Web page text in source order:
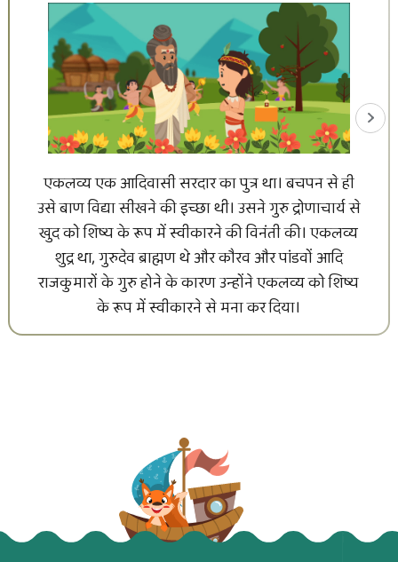
एकलव्य एक आदिवासी सरदार का पुत्र था। बचपन से ही
उसे बाण विद्या सीखने की इच्छा थी। उसने गुरु द्रोणाचार्य से
खुद को शिष्य के रूप में स्वीकारने की विनंती की। एकलव्य
शुद्र था, गुरुदेव ब्राह्मण थे और कौरव और पांडवों आदि
राजकुमारों के गुरु होने के कारण उन्होंने एकलव्य को शिष्य
के रूप में स्वीकारने से मना कर दिया।